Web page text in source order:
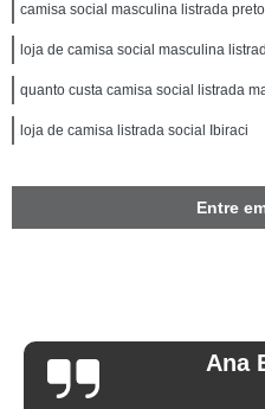
camisa social masculina listrada
loja de camisa social masculina
quanto custa camisa social listrada
loja de camisa listrada social Ibiraci
Entre
Ana